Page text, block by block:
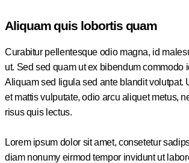
Aliquam quis lobortis quam
Curabitur pellentesque odio magna, id
ut. Sed sed quam ut ex bibendum commodo
Aliquam sed ligula sed ante blandit volutpat.
et mattis vulputate, odio arcu aliquet metus,
risus quis lectus.
Lorem ipsum dolor sit amet, consetetur
diam nonumy eirmod tempor invidunt ut